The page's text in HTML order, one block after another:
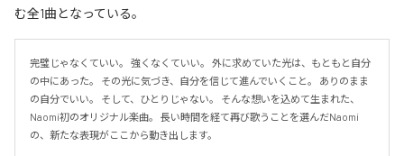
む全1曲となっている。
完璧じゃなくていい。 強くなくていい。 外に求めていた光は、もともと自分
の中にあった。 その光に気づき、自分を信じて進んでいくこと。 ありのまま
の自分でいい。 そして、ひとりじゃない。 そんな想いを込めて生まれた、
Naomi初のオリジナル楽曲。 長い時間を経て再び歌うことを選んだNaomi
の、新たな表現がここから動き出します。